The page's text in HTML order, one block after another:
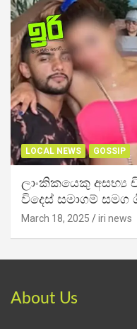
LOCAL NEWS GOSSIP
ලාංකිකයෙකු අසභ්‍ය
විදෙස් සමාගම් සමග
March 18, 2025 iri news
About Us